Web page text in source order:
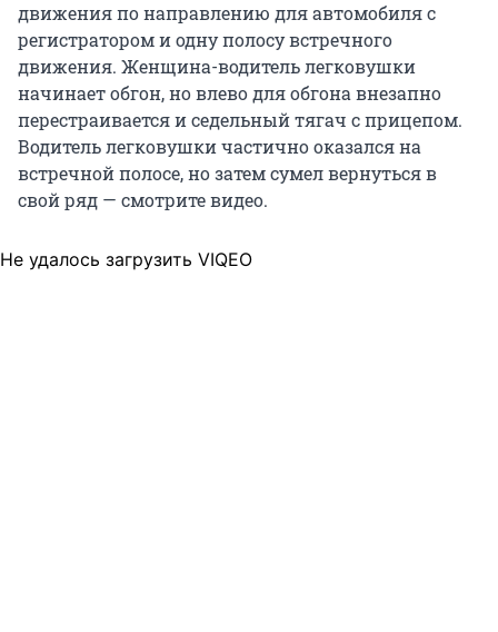
движения по направлению для автомобиля с
регистратором и одну полосу встречного
движения. Женщина-водитель легковушки
начинает обгон, но влево для обгона внезапно
перестраивается и седельный тягач с прицепом.
Водитель легковушки частично оказался на
встречной полосе, но затем сумел вернуться в
свой ряд — смотрите видео.
Не удалось загрузить VIQEO